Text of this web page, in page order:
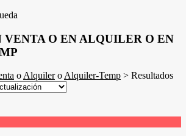
VENTA O EN ALQUILER O EN
oAlquileroAlquiler-Temp > Resultados